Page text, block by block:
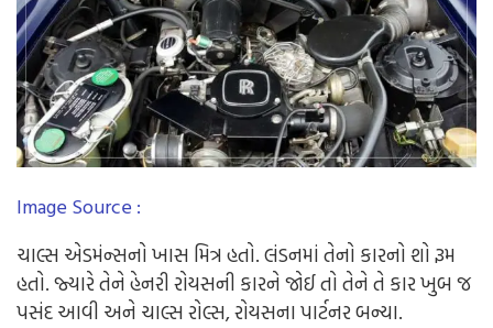
Image Source :
ચાલ્સ એડમંન્સનોખાસ મિત્રહતો.લંડનમાંતેનો કારનોશોરૂમ
હતો.જ્યારેતેનેહેનરીરોયસની કારનેજોઈતોતેનેતે કારખુબજ
પસંદઆવી અને ચાલ્સરોલ્સ,રોયસનાપાર્ટનરબન્યા.